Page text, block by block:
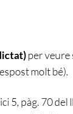
per veure
molt bé).
5, pàg. 70